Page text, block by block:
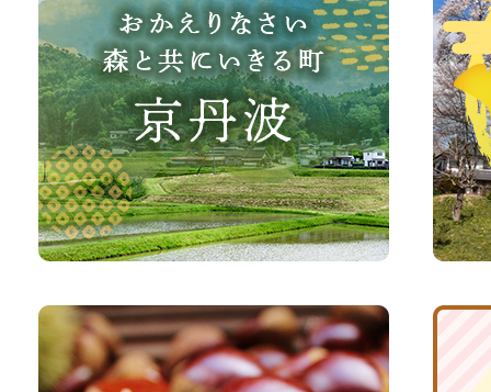
え
り
な
さ
い、
森
共
に
波
町
観
光
サ
イ
ふ
る
京